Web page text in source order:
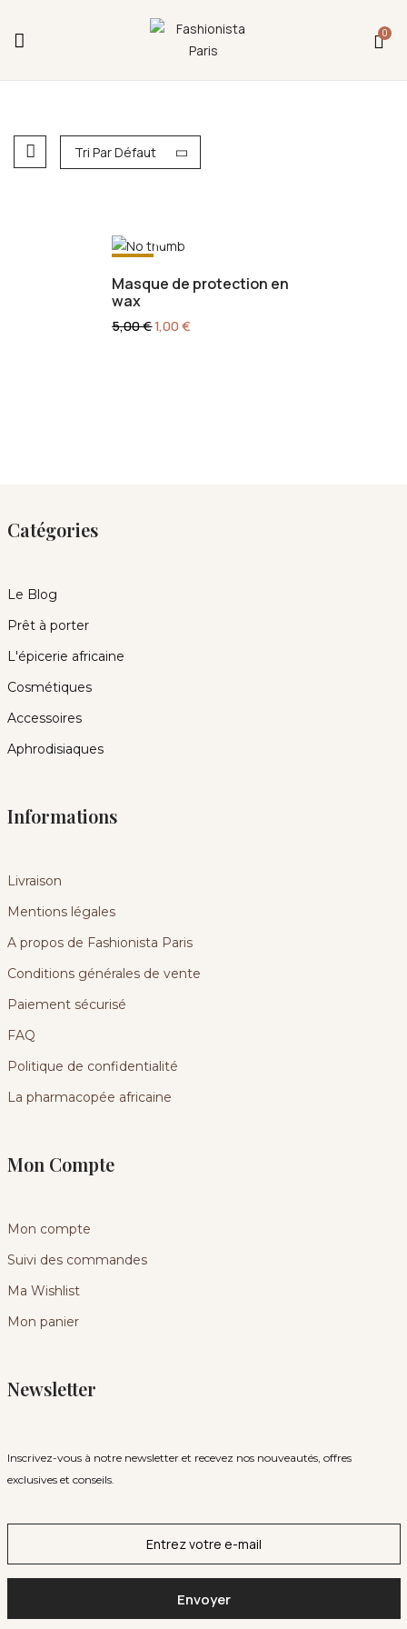
0
Tri Par Défaut
-80%
Masque de protection en
wax
5,00€1,00€
Catégories
Le Blog
Prêt à porter
L'épicerie africaine
Cosmétiques
Accessoires
Aphrodisiaques
Informations
Livraison
Mentions légales
A propos de Fashionista Paris
Conditions générales de vente
Paiement sécurisé
FAQ
Politique de confidentialité
La pharmacopée africaine
Mon Compte
Mon compte
Suivi des commandes
Ma Wishlist
Mon panier
Newsletter
Inscrivez-vous à notre newsletter et recevez nos nouveautés, offres
exclusives et conseils.
Fermeture annuelle du 17 juillet 16h au 12 août.
L'ajout au panier est indisponible et aucune
commande ni remise en main propre ne sera